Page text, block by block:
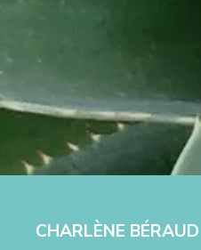
CHARLÈNE BÉRAUD